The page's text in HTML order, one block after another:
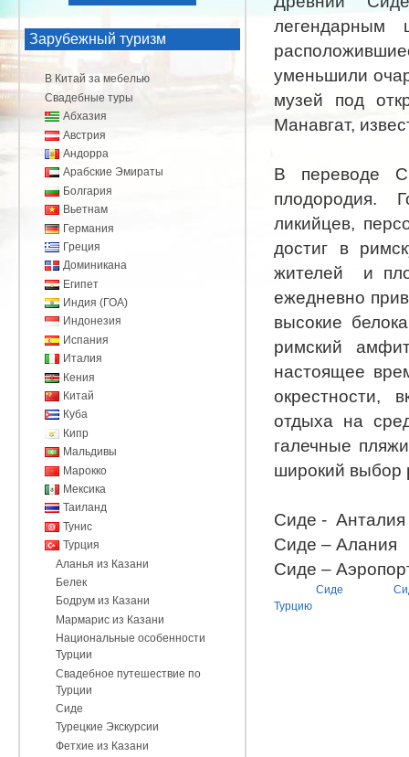
уменьшили
музей под
Манавгат,
В переводе
плодородия.
ликийцев,
достиг в
жителей и
ежедневно
высокие
римский
настоящее
окрестности,
отдыха на
галечные
широкий выбор
Сиде -
Сиде –
Сиде –
Сиде
Турцию
Зарубежный туризм
В Китай за мебелью
Свадебные туры
Абхазия
Австрия
Андорра
Арабские Эмираты
Болгария
Вьетнам
Германия
Греция
Доминикана
Египет
Индия (ГОА)
Индонезия
Испания
Италия
Кения
Китай
Куба
Кипр
Мальдивы
Марокко
Мексика
Таиланд
Тунис
Турция
Аланья из Казани
Белек
Бодрум из Казани
Мармарис из Казани
Национальные особенности
Турции
Свадебное путешествие по
Турции
Сиде
Турецкие Экскурсии
Фетхие из Казани